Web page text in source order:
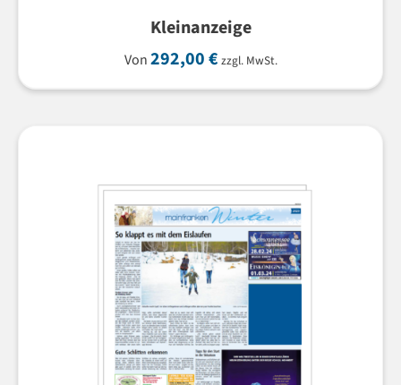
Kleinanzeige
Von292,00€ zzgl. MwSt.